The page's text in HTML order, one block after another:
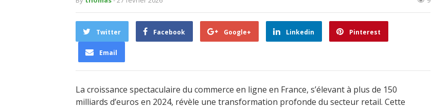
Twitter Facebook Google+ Linkedin Pinterest
Email
La croissance spectaculaire du commerce en ligne en France, s’élevant à plus de 150
milliards d’euros en 2024, révèle une transformation profonde du secteur retail. Cette